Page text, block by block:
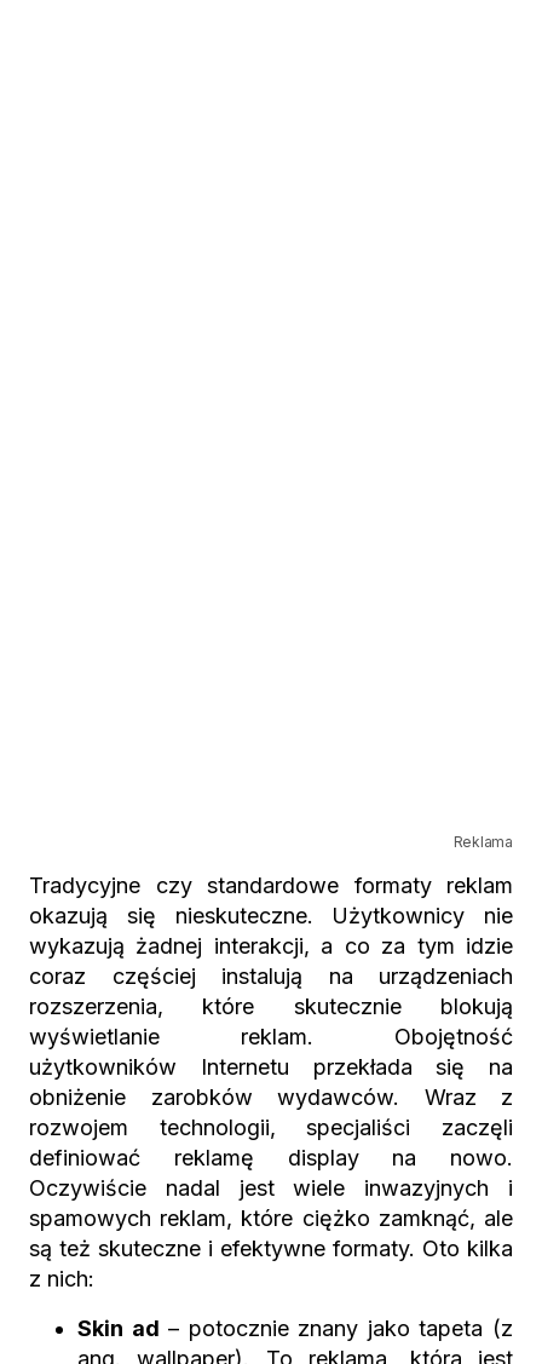
Reklama
Tradycyjne czy standardowe formaty reklam
okazują się nieskuteczne. Użytkownicy nie
wykazują żadnej interakcji, a co za tym idzie
coraz częściej instalują na urządzeniach
rozszerzenia, które skutecznie blokują
wyświetlanie reklam. Obojętność
użytkowników Internetu przekłada się na
obniżenie zarobków wydawców. Wraz z
rozwojem technologii, specjaliści zaczęli
definiować reklamę display na nowo.
Oczywiście nadal jest wiele inwazyjnych i
spamowych reklam, które ciężko zamknąć, ale
są też skuteczne i efektywne formaty. Oto kilka
z nich:
Skin ad – potocznie znany jako tapeta (z
ang. wallpaper). To reklama, która jest